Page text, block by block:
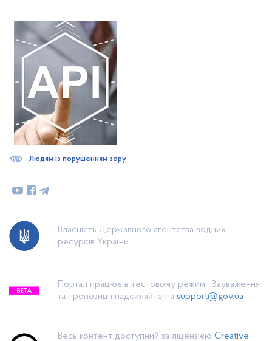
Власність Державного агентства водних
ресурсів України.
Портал працює в тестовому режимі. Зауваження
та пропозиції надсилайте на support@gov.ua
Весь контент доступний за ліцензією Creative
Людям із порушенням зору